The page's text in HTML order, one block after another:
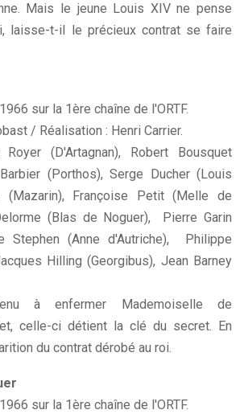
Mais le jeune Louis XIV ne pense
laisse-t-il le précieux contrat se faire
sur la 1ère chaîne de l'ORTF.
/ Réalisation : Henri Carrier.
(D'Artagnan), Robert Bousquet
(Porthos), Serge Ducher (Louis
(Mazarin), Françoise Petit (Melle de
(Blas de Noguer), Pierre Garin
Stephen (Anne d'Autriche), Philippe
Hilling (Georgibus), Jean Barney
à enfermer Mademoiselle de
celle-ci détient la clé du secret. En
du contrat dérobé au roi.
sur la 1ère chaîne de l'ORTF.